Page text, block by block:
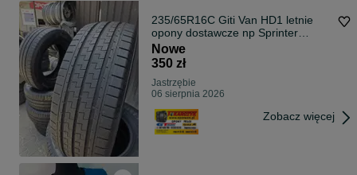
235/65R16C Giti Van HD1 letnie
opony dostawcze np Sprinter
Crafter
Nowe
350 zł
Jastrzębie
06 sierpnia 2026
Zobacz więcej